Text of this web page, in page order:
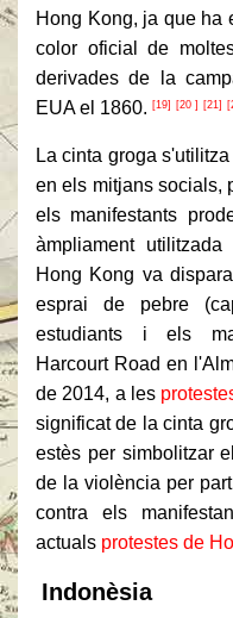
Hong Kong, ja que ha
color oficial de
derivades de la
EUA el 1860. [19] [20 ] [21]
La cinta groga
en els mitjans socials,
els manifestants
àmpliament
Hong Kong va
esprai de pebre
estudiants i els
Harcourt Road en
de 2014, a les
significat de la cinta
estès per simbolitzar
de la violència per
contra els
actuals protestes de
Indonèsia